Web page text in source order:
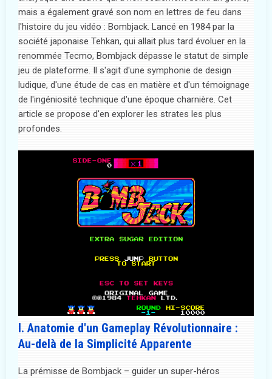
mais a également gravé son nom en lettres de feu dans
l'histoire du jeu vidéo : Bombjack. Lancé en 1984 par la
société japonaise Tehkan, qui allait plus tard évoluer en la
renommée Tecmo, Bombjack dépasse le statut de simple
jeu de plateforme. Il s'agit d'une symphonie de design
ludique, d'une étude de cas en matière et d'un témoignage
de l'ingéniosité technique d'une époque charnière. Cet
article se propose d'en explorer les strates les plus
profondes.
I. Anatomie d'un Gameplay Révolutionnaire :
Au-delà de la Simplicité Apparente
La prémisse de Bombjack – guider un super-héros